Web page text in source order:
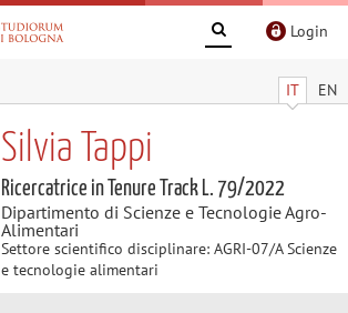
Login
IT EN
Silvia Tappi
Ricercatrice in Tenure Track L. 79/2022
Dipartimento di Scienze e Tecnologie Agro-
Alimentari
Settore scientifico disciplinare: AGRI-07/A Scienze
e tecnologie alimentari